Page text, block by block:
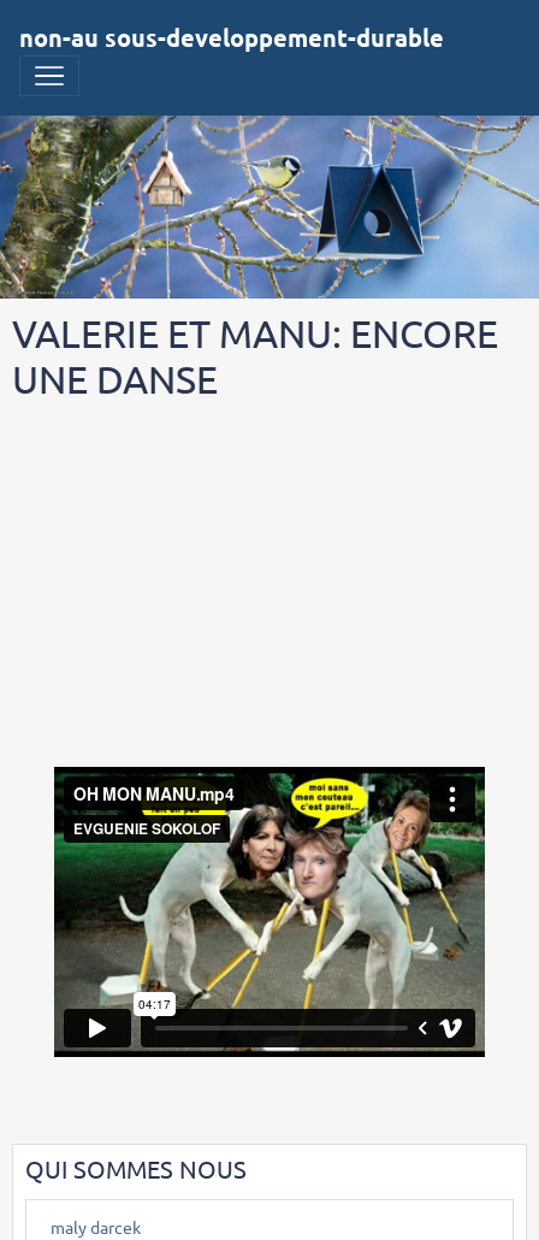
non-au sous-developpement-durable
VALERIE ET MANU: ENCORE
UNE DANSE
QUI SOMMES NOUS
maly darcek